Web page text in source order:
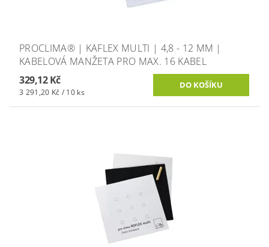
PROCLIMA® | KAFLEX MULTI | 4,8 - 12 MM |
KABELOVÁ MANŽETA PRO MAX. 16 KABEL
329,12 Kč
3 291,20 Kč / 10 ks